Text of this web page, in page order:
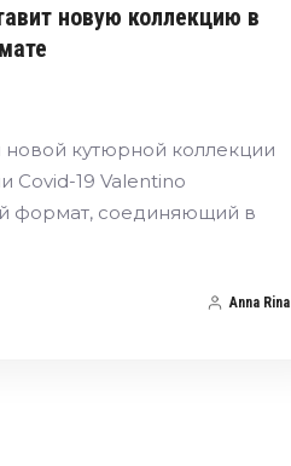
новую коллекцию в
новой кутюрной коллекции
Covid-19 Valentino
формат, соединяющий в
Anna Rina